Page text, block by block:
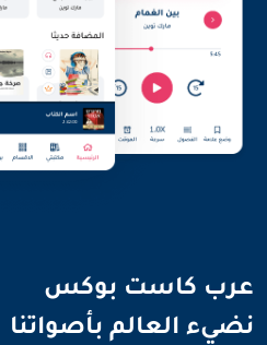
عرب كاست بوكس
نضيء العالم بأصواتنا